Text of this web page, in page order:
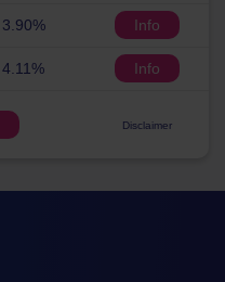
3.90% Info
4.11% Info
Disclaimer